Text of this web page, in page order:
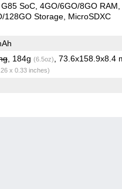
SoC 4GO/6GO/8GO RAM
128GO Storage MicroSDXC
, 184g (6.5oz) , 73.6x158.9x8.4
x 0.33 inches)